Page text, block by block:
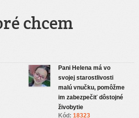
chcem
Pani Helena má vo
svojej starostlivosti
malú vnučku, pomôžme
im zabezpečiť dôstojné
živobytie
Kód: 18323